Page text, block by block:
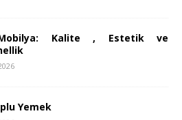
Kalite , Estetik ve
Yemek